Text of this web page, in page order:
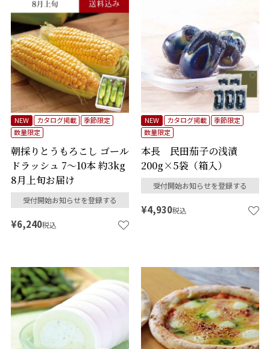
朝採りとうもろこし ゴール
ドラッシュ 7～10本 約3kg
8月上旬お届け
NEW カタログ掲載
季節限定
数量限定
受付開始お知らせを登録する
¥6,240税込
本長 民田茄子の浅漬
200g×5袋（箱入）
NEW カタログ掲載
季節限定
数量限定
受付開始お知らせを登録する
¥4,930税込